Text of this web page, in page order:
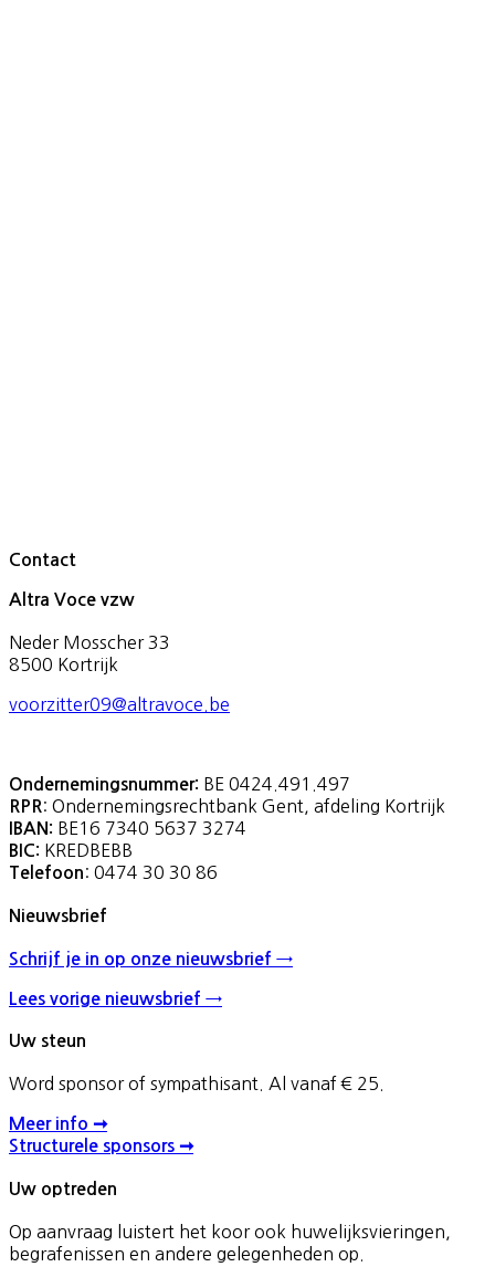
Contact
Altra Voce vzw
Neder Mosscher 33
8500 Kortrijk
voorzitter09@altravoce.be
Ondernemingsnummer: BE 0424.491.497
RPR: Ondernemingsrechtbank Gent, afdeling Kortrijk
IBAN: BE16 7340 5637 3274
BIC: KREDBEBB
Telefoon : 0474 30 30 86
Nieuwsbrief
Schrijf je in op onze nieuwsbrief →
Lees vorige nieuwsbrief →
Uw steun
Word sponsor of sympathisant. Al vanaf € 25.
Meer info ➞
Structurele sponsors ➞
Uw optreden
Op aanvraag luistert het koor ook huwelijksvieringen,
begrafenissen en andere gelegenheden op.